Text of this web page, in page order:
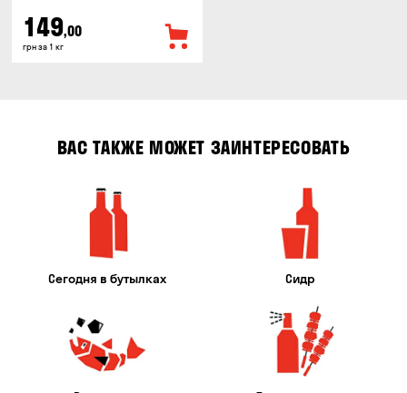
149,00
грн за 1 кг
ВАС ТАКЖЕ МОЖЕТ ЗАИНТЕРЕСОВАТЬ
Сегодня в бутылках Сидр